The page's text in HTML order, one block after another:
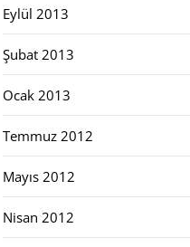
Eylül 2013
Şubat 2013
Ocak 2013
Temmuz 2012
Mayıs 2012
Nisan 2012